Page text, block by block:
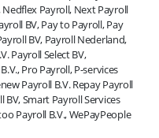
Payroll, Next Payroll
BV, Pay to Payroll, Pay
BV, Payroll Nederland,
Payroll Select BV,
Pro Payroll, P-services
Payroll B.V. Repay Payroll
BV, Smart Payroll Services
Payroll B.V., WePayPeople